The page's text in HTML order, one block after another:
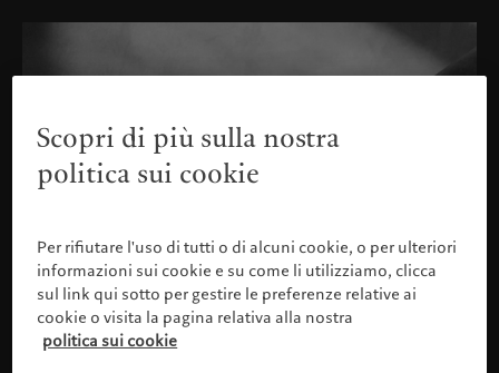
Scopri di più sulla nostra
politica sui cookie
Per rifiutare l'uso di tutti o di alcuni cookie, o per ulteriori
informazioni sui cookie e su come li utilizziamo, clicca
sul link qui sotto per gestire le preferenze relative ai
cookie o visita la pagina relativa alla nostra
politica sui cookie